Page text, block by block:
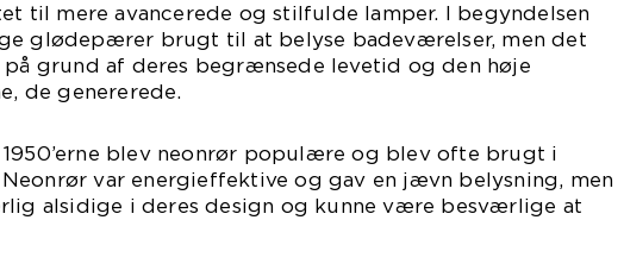
til mere avancerede og stilfulde lamper. I begyndelsen
glødepærer brugt til at belyse badeværelser, men det
grund af deres begrænsede levetid og den høje
de genererede.
1950’erne blev neonrør populære og blev ofte brugt i
var energieffektive og gav en jævn belysning, men
alsidige i deres design og kunne være besværlige at